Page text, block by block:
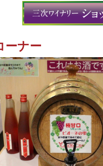
ーナー